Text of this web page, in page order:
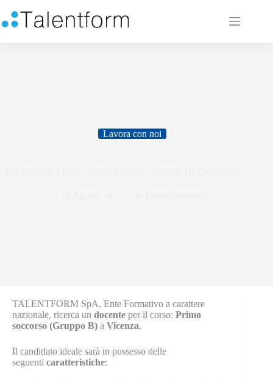
Lavora con noi
TALENTFORM SpA, Ente Formativo a carattere
nazionale, ricerca un docente per il corso: Primo
soccorso (Gruppo B) a Vicenza.
Il candidato ideale sarà in possesso delle
seguenti caratteristiche: